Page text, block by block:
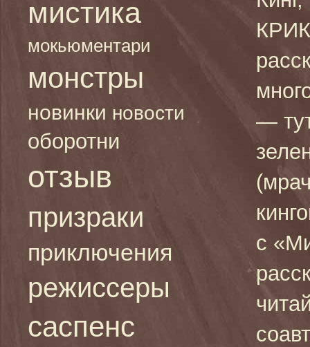
мистика
мокьюментари
монстры
новинки новости
оборотни
отзыв
призраки
приключения
режиссеры
саспенс
—
с